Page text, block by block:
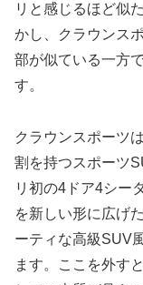
リと感じるほど似
かし、クラウンス
部が似ている一方
す。
クラウンスポーツ
割を持つスポーツ
リ初の4ドア4シー
を新しい形に広げ
ーティな高級SUV
ます。ここを外す